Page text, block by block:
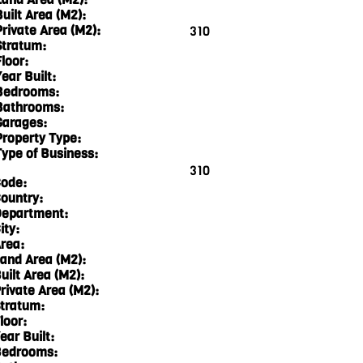
Area (M2):
Area (M2):
Built:
Type:
of Business:
310
Area (M2):
Area (M2):
Area (M2):
Built:
310